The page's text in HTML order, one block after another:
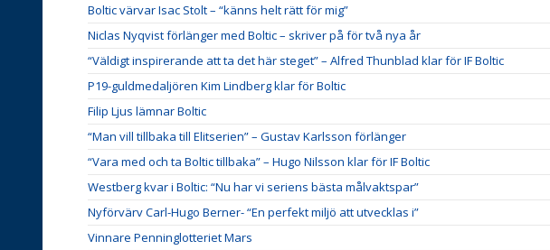
Boltic värvar Isac Stolt – “känns helt rätt för mig”
Niclas Nyqvist förlänger med Boltic – skriver på för två nya år
“Väldigt inspirerande att ta det här steget” – Alfred Thunblad klar för IF Boltic
P19-guldmedaljören Kim Lindberg klar för Boltic
Filip Ljus lämnar Boltic
“Man vill tillbaka till Elitserien” – Gustav Karlsson förlänger
“Vara med och ta Boltic tillbaka” – Hugo Nilsson klar för IF Boltic
Westberg kvar i Boltic: “Nu har vi seriens bästa målvaktspar”
Nyförvärv Carl-Hugo Berner- “En perfekt miljö att utvecklas i”
Vinnare Penninglotteriet Mars